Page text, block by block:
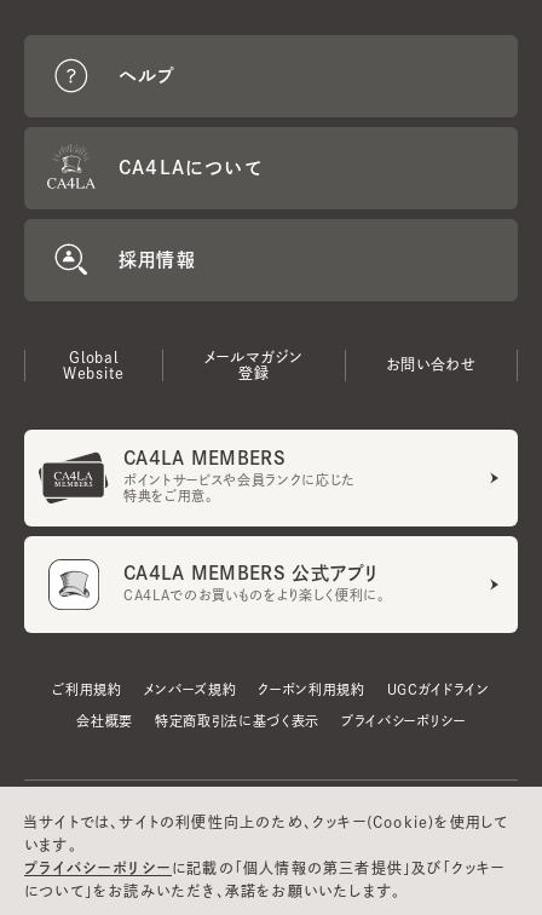
ヘルプ
CA4LAについて
採用情報
Global
Website
メールマガジン
登録
お問い合わせ
CA4LA MEMBERS
ポイントサービスや会員ランクに応じた
特典をご用意。
CA4LA MEMBERS 公式アプリ
CA4LAでのお買いものをより楽しく便利に。
ご利用規約 メンバーズ規約 クーポン利用規約 UGCガイドライン
会社概要 特定商取引法に基づく表示 プライバシーポリシー
当サイトでは、サイトの利便性向上のため、クッキー(Cookie)を使用して
います。
プライバシーポリシー に記載の「個人情報の第三者提供」及び「クッキー
について」をお読みいただき、承諾をお願いいたします。